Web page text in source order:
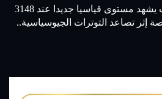
سعر الذهب يشهد مستوى قياسيا جديدا عند 3148
إثر تصاعد التوترات الجيوسياسية..